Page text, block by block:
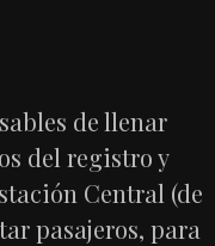
de llenar
del registro y
Central (de
pasajeros, para